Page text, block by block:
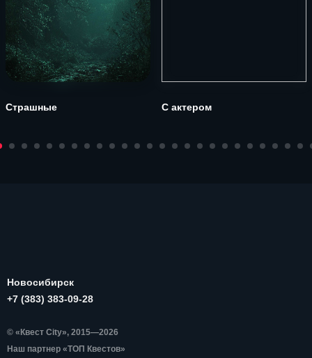
Страшные С актером
Новосибирск
+7 (383) 383-09-28
© «Квест City», 2015—2026
Наш партнер «ТОП Квестов»